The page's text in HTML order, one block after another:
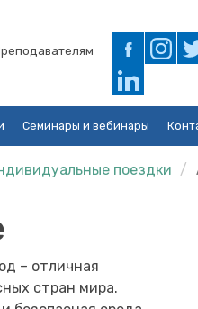
Семинары и вебинары
поездки
– отличная
стран мира.